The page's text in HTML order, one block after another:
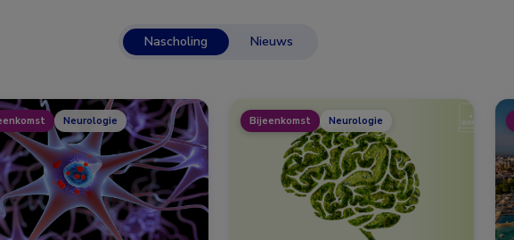
Nascholing Nieuws
Neurologie Bijeenkomst Neurologie